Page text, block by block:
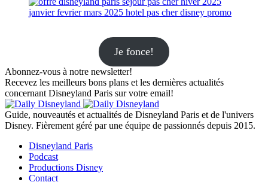
Je fonce!
Abonnez-vous à notre newsletter!
Recevez les meilleurs bons plans et les dernières actualités
concernant Disneyland Paris sur votre email!
Guide, nouveautés et actualités de Disneyland Paris et de l'univers
Disney. Fièrement géré par une équipe de passionnés depuis 2015.
Disneyland Paris
Podcast
Productions Disney
Contact